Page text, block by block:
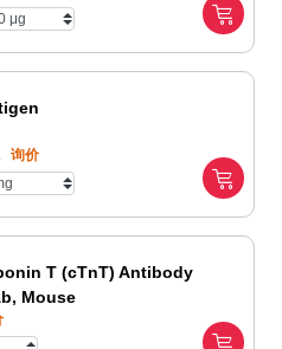
询价
T (cTnT) Antibody
Mouse